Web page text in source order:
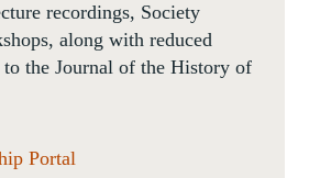
recordings, Society
along with reduced
the Journal of the History of
Portal